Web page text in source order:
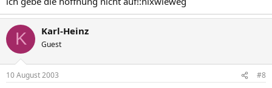
K Karl-Heinz
Guest
10 August 2003 #8